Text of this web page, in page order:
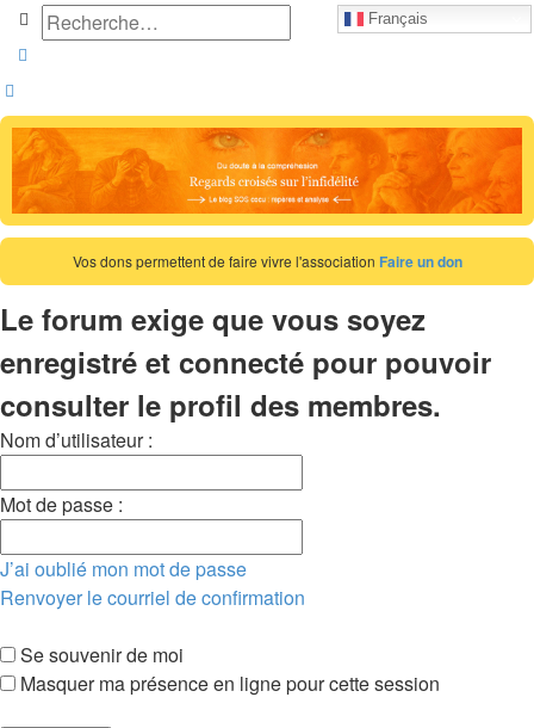
Français
Rechercher
Vos dons permettent de faire vivre l'association Faire un don
Le forum exige que vous soyez
enregistré et connecté pour pouvoir
consulter le profil des membres.
Nom d’utilisateur :
Mot de passe :
J’ai oublié mon mot de passe
Renvoyer le courriel de confirmation
Se souvenir de moi
Masquer ma présence en ligne pour cette session